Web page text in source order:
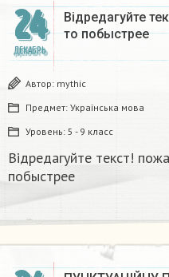
24
ДЕКАБРЬ
Відредагуйте
то побыстрее
Автор: mythic
Предмет: Українська мова
Уровень: 5 - 9 класс
Відредагуйте текст!
побыстрее